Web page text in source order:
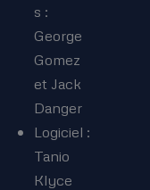
s :
George
Gomez
et Jack
Danger
Logiciel :
Tanio
Klyce